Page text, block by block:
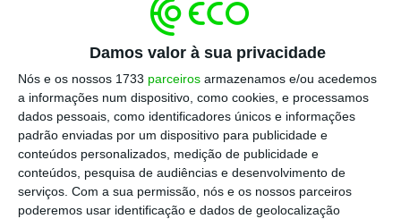
Damos valor à sua privacidade
Nós e os nossos 1733 parceiros armazenamos e/ou acedemos
a informações num dispositivo, como cookies, e processamos
dados pessoais, como identificadores únicos e informações
padrão enviadas por um dispositivo para publicidade e
conteúdos personalizados, medição de publicidade e
conteúdos, pesquisa de audiências e desenvolvimento de
serviços. Com a sua permissão, nós e os nossos parceiros
poderemos usar identificação e dados de geolocalização
Para exemplificar,o presidente da Anacom
disse que o atual contrato “não cria nenhum
impedimento a que a empresa subcontrate a
terceiros todos os serviços postais, quer os
serviços prestados nos estabelecimentos,
quer os serviços de distribuição”.“Quanto
uma empresa passa a ser exclusivamente
privada, o Estado tem de contratualizar bem